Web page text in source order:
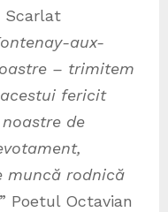
Scarlat
aux-
– trimitem
fericit
de
muncă rodnică
” Poetul Octavian